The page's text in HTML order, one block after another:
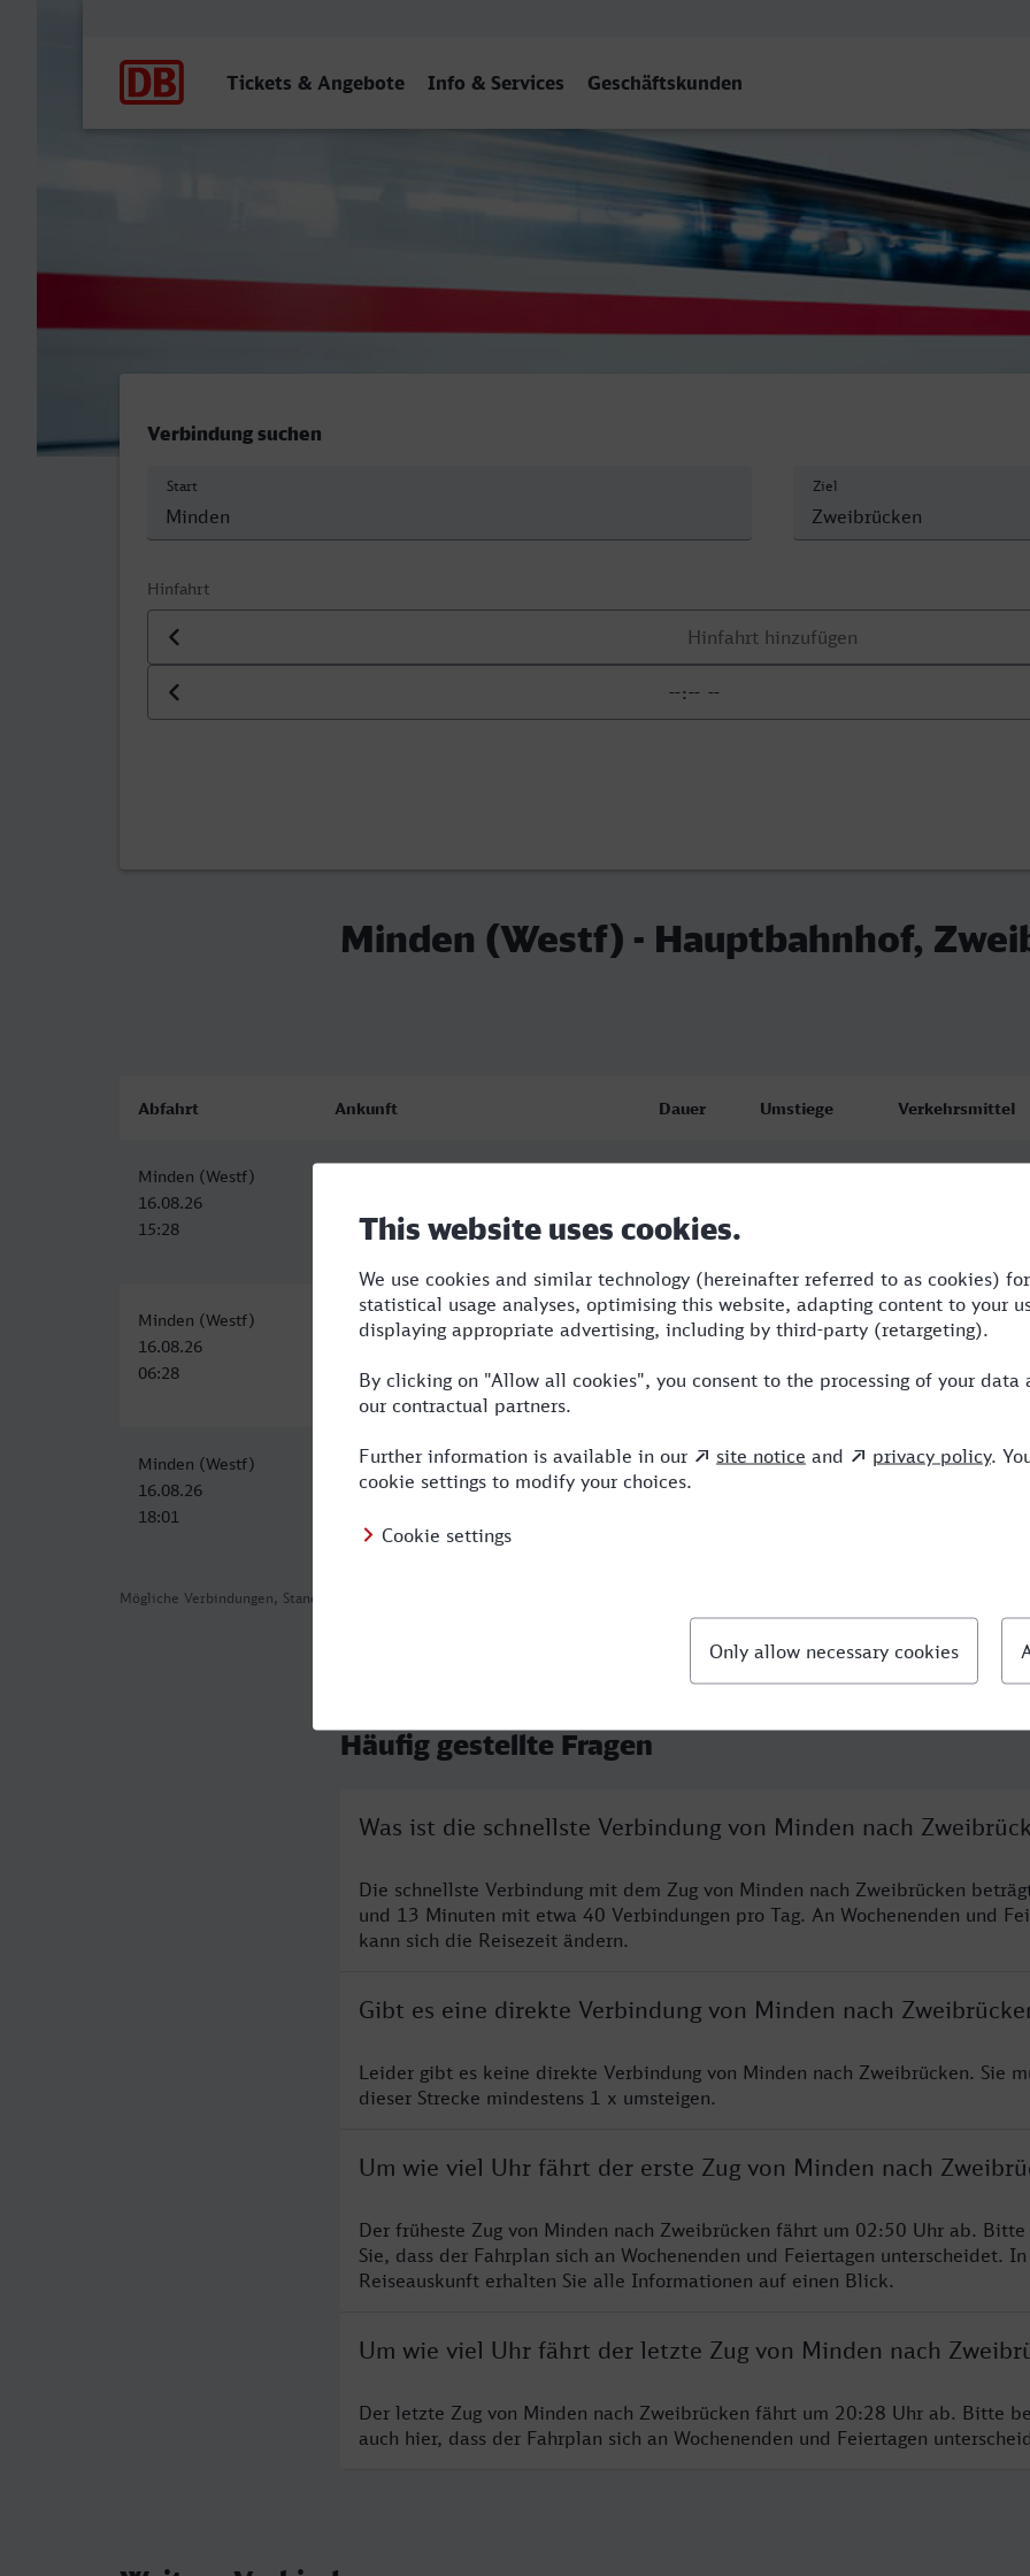
Tickets & Angebote Info & Services Geschäftskunden
Minden (Westf) - Hauptbahnhof, Zweibrücken
Verbindung suchen
Start Ziel
Hinfahrt
Datum der Hinfahrt
Uhrzeit der Hinfahrt
Minden (Westf) - Hauptbahnhof,
Mögliche Verbindungen, Stand: 2026-08-02 00:36
Abfahrt Ankunft Dauer Umstiege Verkehrsmittel
Minden (Westf)
16.08.26
15:28
22:41
Minden (Westf)
16.08.26
06:28
Zweibrücken Hbf
16.08.26
14:44
8:16 RB,RE,NX,ICE
Minden (Westf)
16.08.26
18:01
Zweibrücken Hbf
17.08.26
13:06 6
Häufig gestellte Fragen
Was ist die schnellste Verbindung von Minden nach
Die schnellste Verbindung mit dem Zug von Minden nach Zweibrücken
und 13 Minuten mit etwa 40 Verbindungen pro Tag. An Wochenenden und
kann sich die Reisezeit ändern.
Gibt es eine direkte Verbindung von Minden nach
Leider gibt es keine direkte Verbindung von Minden nach Zweibrücken. Sie
dieser Strecke mindestens 1 x umsteigen.
Um wie viel Uhr fährt der erste Zug von Minden nach
Der früheste Zug von Minden nach Zweibrücken fährt um 02:50 Uhr ab. Bitte
Sie, dass der Fahrplan sich an Wochenenden und Feiertagen unterscheidet.
Reiseauskunft erhalten Sie alle Informationen auf einen Blick.
Um wie viel Uhr fährt der letzte Zug von Minden nach
Der letzte Zug von Minden nach Zweibrücken fährt um 20:28 Uhr ab. Bitte
auch hier, dass der Fahrplan sich an Wochenenden und Feiertagen